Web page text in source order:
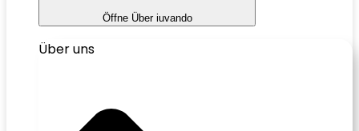
Öffne Über iuvando
Über uns